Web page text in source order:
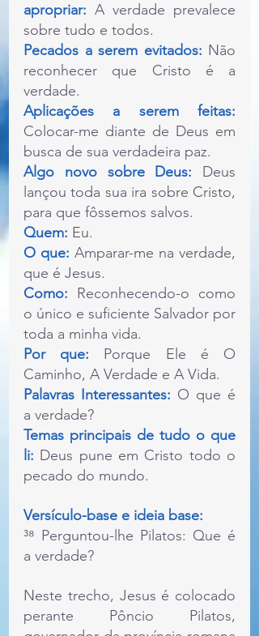
apropriar: A verdade prevalece
sobre tudo e todos.
Pecados a serem evitados: Não
reconhecer que Cristo é a
verdade.
Colocar-me diante de Deus em
busca de sua verdadeira paz.
Algo novo sobre Deus: Deus
lançou toda sua ira sobre Cristo,
para que fôssemos salvos.
Quem: Eu.
O que: Amparar-me na verdade,
que é Jesus.
Como: Reconhecendo-o como
o único e suficiente Salvador por
toda a minha vida.
Por que: Porque Ele é O
Caminho, A Verdade e A Vida.
Palavras Interessantes: O que é
a verdade?
Temas principais de tudo o que
li: Deus pune em Cristo todo o
pecado do mundo.
Versículo-base e ideia base:
³⁸ Perguntou-lhe Pilatos: Que é
a verdade?
Neste trecho, Jesus é colocado
perante Pôncio Pilatos,